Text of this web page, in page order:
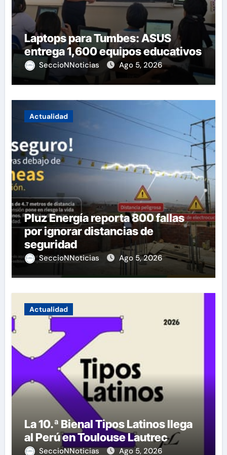
Laptops para Tumbes: ASUS
entrega 1,600 equipos educativos
SeccioNNoticias Ago 5, 2026
Actualidad
Pluz Energía reporta 800 fallas
por ignorar distancias de
seguridad
SeccioNNoticias Ago 5, 2026
Actualidad
La 10.ª Bienal Tipos Latinos llega
al Perú en Toulouse Lautrec
SeccioNNoticias Ago 5, 2026